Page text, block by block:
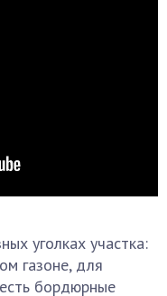
уголках участка:
газоне, для
бордюрные